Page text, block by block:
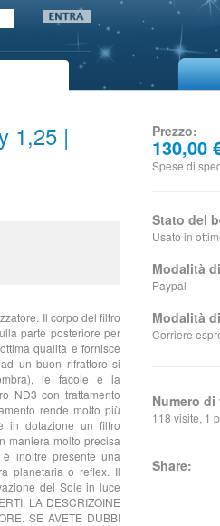
1,25 |
Il corpo del filtro
parte posteriore per
qualità e fornisce
un buon rifrattore si
le facole e la
ND3 con trattamento
rende molto più
in dotazione un filtro
maniera molto precisa
inoltre presente una
planetaria o reflex. Il
del Sole in luce
LA DESCRIZOINE
SE AVETE DUBBI
Prezzo:
130,00
Spese di
Stato del
Usato in
Modalità
Paypal
Modalità
Corriere
Numero
118 visite, 1
Share: